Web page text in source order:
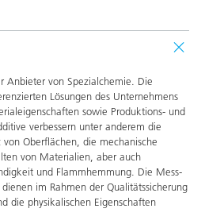
Anbieter von Spezialchemie. Die
Lösungen des Unternehmens
sowie Produktions- und
verbessern unter anderem die
Oberflächen, die mechanische
von Materialien, aber auch
und Flammhemmung. Die Mess-
im Rahmen der Qualitätssicherung
die physikalischen Eigenschaften